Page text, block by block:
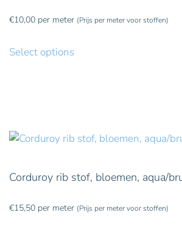
€10,00 per meter (Prijs per meter voor stoffen)
Select options
Corduroy rib stof, bloemen, aqua/
€15,50 per meter (Prijs per meter voor stoffen)